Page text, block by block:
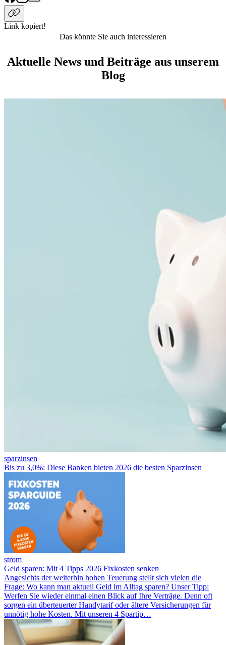
Link kopiert!
Das könnte Sie auch interessieren
Aktuelle News und Beiträge aus unserem
Blog
sparzinsen
Bis zu 3,0%: Diese Banken bieten 2026 die besten Sparzinsen
strom
Geld sparen: Mit 4 Tipps 2026 Fixkosten senken
Angesichts der weiterhin hohen Teuerung stellt sich vielen die
Frage: Wo kann man aktuell Geld im Alltag sparen? Unser Tipp:
Werfen Sie wieder einmal einen Blick auf Ihre Verträge. Denn oft
sorgen ein überteuerter Handytarif oder ältere Versicherungen für
unnötig hohe Kosten. Mit unseren 4 Spartip…